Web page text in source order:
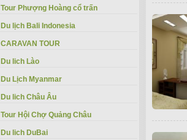
Tour Phượng Hoàng cổ trấn
Du lịch Bali Indonesia
CARAVAN TOUR
Du lich Lào
Du Lịch Myanmar
Du lich Châu Âu
Tour Hội Chợ Quảng Châu
Du lich DuBai